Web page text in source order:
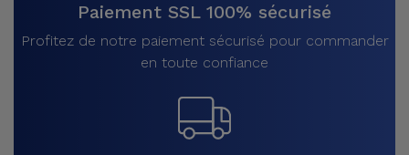
Paiement SSL 100% sécurisé
Profitez de notre paiement sécurisé pour commander
en toute confiance